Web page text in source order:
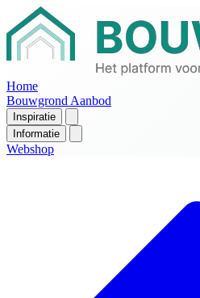
Home
Bouwgrond Aanbod
Inspiratie
Informatie
Webshop